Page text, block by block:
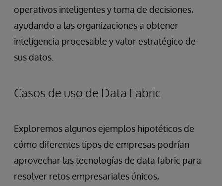
operativos inteligentes y toma de decisiones,
ayudando a las organizaciones a obtener
inteligencia procesable y valor estratégico de
sus datos.
Casos de uso de Data Fabric
Exploremos algunos ejemplos hipotéticos de
cómo diferentes tipos de empresas podrían
aprovechar las tecnologías de data fabric para
resolver retos empresariales únicos,